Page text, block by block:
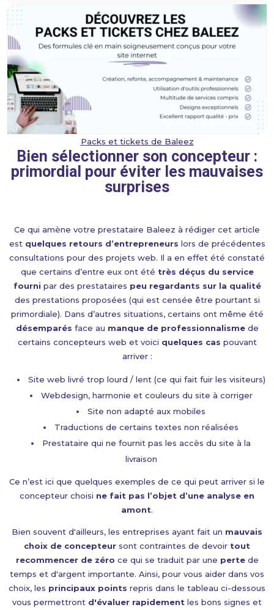
Packs et tickets de Baleez
Bien sélectionner son concepteur :
primordial pour éviter les mauvaises
surprises
Ce qui amène votre prestataire Baleez à rédiger cet article
est quelques retours d’entrepreneurs lors de précédentes
consultations pour des projets web. Il a en effet été constaté
que certains d’entre eux ont été très déçus du service
fourni par des prestataires peu regardants sur la qualité
des prestations proposées (qui est censée être pourtant si
primordiale). Dans d’autres situations, certains ont même été
désemparés face au manque de professionnalismede
certains concepteurs web et voici quelques cas pouvant
arriver :
Site web livré trop lourd / lent (ce qui fait fuir les visiteurs)
Webdesign, harmonie et couleurs du site à corriger
Site non adapté aux mobiles
Traductions de certains textes non réalisées
Prestataire qui ne fournit pas les accès du site à la
livraison
Ce n’est ici que quelques exemples de ce qui peut arriver si le
concepteur choisi ne fait pas l’objet d’une analyse en
amont.
Bien souvent d'ailleurs, les entreprises ayant fait un mauvais
choix de concepteur sont contraintes de devoir tout
recommencer de zéro ce qui se traduit par une pertede
temps et d'argent importante. Ainsi, pour vous aider dans vos
choix, les principaux points repris dans le tableau ci-dessous
vous permettront d'évaluer rapidement les bons signes et